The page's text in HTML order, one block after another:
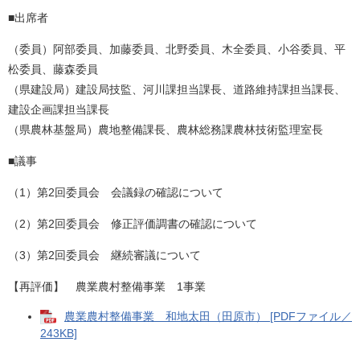
■出席者
（委員）阿部委員、加藤委員、北野委員、木全委員、小谷委員、平
松委員、藤森委員
（県建設局）建設局技監、河川課担当課長、道路維持課担当課長、
建設企画課担当課長
（県農林基盤局）農地整備課長、農林総務課農林技術監理室長
■議事
（1）第2回委員会 会議録の確認について
（2）第2回委員会 修正評価調書の確認について
（3）第2回委員会 継続審議について
【再評価】 農業農村整備事業 1事業
農業農村整備事業 和地太田（田原市） [PDFファイル／
243KB]